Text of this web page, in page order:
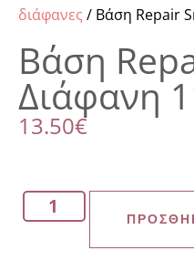
διάφανες / Βάση Repair
Βάση
Διάφανη
13.50€